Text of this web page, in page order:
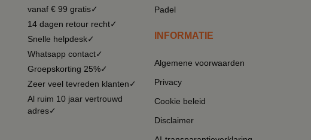
vanaf € 99 gratis✓
14 dagen retour recht✓
Snelle helpdesk✓
Whatsapp contact✓
Groepskorting 25%✓
Zeer veel tevreden klanten✓
Al ruim 10 jaar vertrouwd
adres✓
Padel
INFORMATIE
Algemene voorwaarden
Privacy
Cookie beleid
Disclaimer